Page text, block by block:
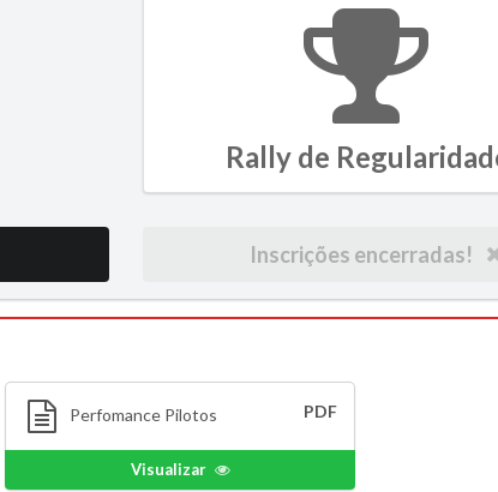
Rally de
Inscrições encerradas!
Perfomance Pilotos PDF
Visualizar